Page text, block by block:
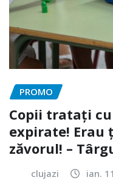
PROMO
Copii tratați
expirate!
zăvorul! –
clujazi ian.